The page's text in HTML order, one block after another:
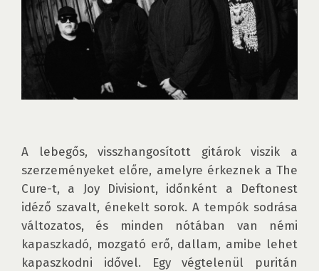
A lebegős, visszhangosított gitárok viszik a
szerzeményeket előre, amelyre érkeznek a The
Cure-t, a Joy Divisiont, időnként a Deftonest
idéző szavalt, énekelt sorok. A tempók sodrása
változatos, és minden nótában van némi
kapaszkadó, mozgató erő, dallam, amibe lehet
kapaszkodni idővel. Egy végtelenül puritán